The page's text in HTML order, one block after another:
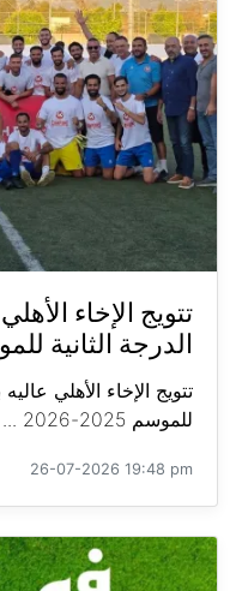
تتويج الإخاء
الدرجة الثانية للموسم
تتويج الإخاء الأهلي
للموسم 2025-2026 ...
26-07-2026 19:48 pm